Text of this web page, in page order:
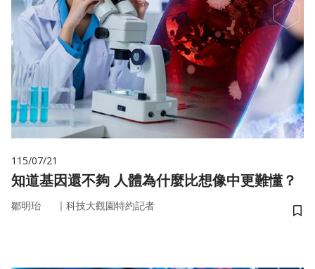
115/07/21
知道基因還不夠 人體為什麼比想像中更難懂？
鄒明珆 ｜ 科技大觀園特約記者
儲